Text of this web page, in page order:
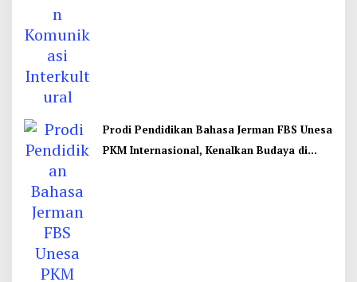
Prodi Pendidikan Bahasa Jerman FBS Unesa
PKM Internasional, Kenalkan Budaya di